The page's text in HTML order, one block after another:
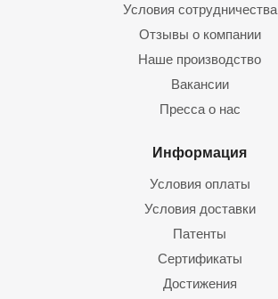
Условия сотрудничества
Отзывы о компании
Наше производство
Вакансии
Пресса о нас
Информация
Условия оплаты
Условия доставки
Патенты
Сертификаты
Достижения